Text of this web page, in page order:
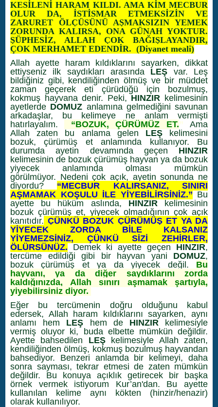
KESİLENİ HARAM KILDI. AMA KİM MECBUR
OLUR DA, İSTİSMAR ETMEKSİZİN VE
ZARURET ÖLÇÜSÜNÜ AŞMAKSIZIN YEMEK
ZORUNDA KALIRSA, ONA GÜNAH YOKTUR.
ŞÜPHESİZ, ALLAH ÇOK BAĞIŞLAYANDIR,
ÇOK MERHAMET EDENDİR. (Diyanet meali)
Allah ayette haram kıldıklarını sayarken, dikkat
ettiyseniz ilk saydıkları arasında LEŞ var. Leş
bildiğiniz gibi, kendiliğinden ölmüş ve bir müddet
zaman geçerek eti çürüdüğü için bozulmuş,
kokmuş hayvana denir. Peki, HINZIR kelimesinin
ayetlerde DOMUZ anlamına gelmediğini savunan
arkadaşlar, bu kelimeye ne anlam vermişti
hatırlayalım.
“BOZUK, ÇÜRÜMÜZ ET.”Ama
Allah zaten bu anlama gelen LEŞkelimesini
bozuk, çürümüş et anlamında kullanıyor. Bu
durumda ayetin devamında geçen HINZIR
kelimesinin de bozuk çürümüş hayvan ya da bozuk
yiyecek anlamında olması mümkün
görülmüyor. Nedeni çok açık, ayetin sonunda ne
diyordu? “MECBUR KALIRSANIZ, SINIRI
AŞMAMAK KOŞULU İLE YİYEBİLİRSİNİZ.” Bu
ayette bu hüküm aslında, HINZIRkelimesinin
bozuk çürümüş et, yiyecek olmadığının çok açık
kanıtıdır. ÇÜNKÜ BOZUK ÇÜRÜMÜŞ ET YA DA
YİYECEK ZORDA BİLE KALSANIZ
YİYEMEZSİNİZ, ÇÜNKÜ SİZİ ZEHİRLER,
ÖLÜRSÜNÜZ. Demek ki ayette geçen HINZIR,
tercüme edildiği gibi bir hayvan yani DOMUZ,
bozuk çürümüş et ya da yiyecek değil. Bu
hayvanı, ya da diğer saydıklarını zorda
kaldığınızda, Allah sınırı aşmamak şartıyla,
yiyebilirsiniz diyor.
Eğer bu tercümenin doğru olduğunu kabul
edersek, Allah haram kıldıklarını sayarken, aynı
anlamı hem LEŞ hem de HINZIRkelimesiyle
vermiş oluyor ki, buda elbette mümkün değildir.
Ayette bahsedilen LEŞkelimesiyle Allah zaten,
kendiliğinden ölmüş, kokmuş bozulmuş hayvandan
bahsediyor. Benzeri anlamda bir kelimeyi, daha
sonra sayması, tekrar etmesi de zaten mümkün
değildir. Bu konuya açıklık getirecek bir başka
örnek vermek istiyorum Kur’an'dan. Bu ayette
kullanılan kelime aynı kökten (hinzir/henazir)
olarak kullanılıyor.